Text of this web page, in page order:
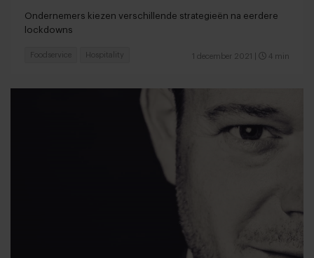
Ondernemers kiezen verschillende strategieën na eerdere
lockdowns
1 december 2021 4 min
Foodservice Hospitality